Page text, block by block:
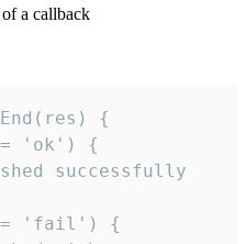
a callback
{
'ok') {
successfully
'fail') {